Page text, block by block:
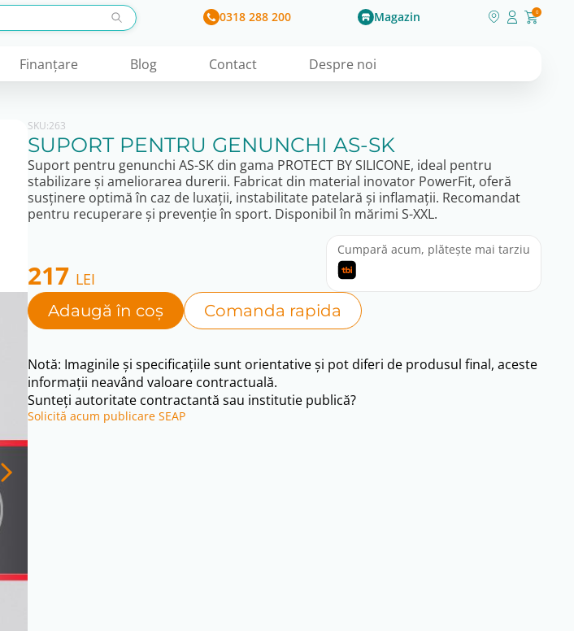
0318 288 200 Magazin 0
Finanţare Blog Contact Despre noi
SKU:263
SUPORT PENTRU GENUNCHI AS-SK
Suport pentru genunchi AS-SK din gama PROTECT BY SILICONE, ideal pentru
stabilizare și ameliorarea durerii. Fabricat din material inovator PowerFit, oferă
susținere optimă în caz de luxații, instabilitate patelară și inflamații. Recomandat
pentru recuperare și prevenție în sport. Disponibil în mărimi S-XXL.
217 LEI
Cumpară acum, plătește mai tarziu
Adaugă în coș Comanda rapida
Notă: Imaginile și specificațiile sunt orientative și pot diferi de produsul final, aceste
informații neavând valoare contractuală.
Sunteți autoritate contractantă sau institutie publică?
Solicită acum publicare SEAP